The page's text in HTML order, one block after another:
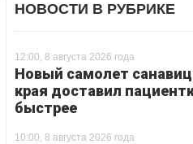
НОВОСТИ В РУБРИКЕ
12:00, 8 августа 2026 года
Новый самолет
края доставил
быстрее
10:00, 8 августа 2026 года